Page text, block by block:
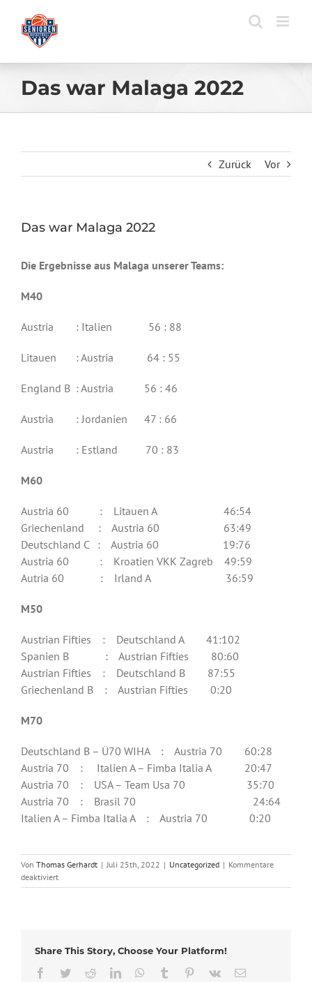
Inhalt
springen
Das war Malaga 2022
Zurück Vor
Das war Malaga 2022
Die Ergebnisse aus Malaga unserer Teams:
M40
Austria : Italien 56 : 88
Litauen : Austria 64 : 55
England B : Austria 56 : 46
Austria : Jordanien 47 : 66
Austria : Estland 70 : 83
M60
Austria 60 : Litauen A 46:54
Griechenland : Austria 60 63:49
Deutschland C : Austria 60 19:76
Austria 60 : Kroatien VKK Zagreb 49:59
Autria 60 : Irland A 36:59
M50
Austrian Fifties : Deutschland A 41:102
Spanien B : Austrian Fifties 80:60
Austrian Fifties : Deutschland B 87:55
Griechenland B : Austrian Fifties 0:20
M70
Deutschland B – Ü70 WIHA : Austria 70 60:28
Austria 70 : Italien A – Fimba Italia A 20:47
Austria 70 : USA – Team Usa 70 35:70
Austria 70 : Brasil 70 24:64
Italien A – Fimba Italia A : Austria 70 0:20
Von Thomas Gerhardt | Juli 25th, 2022 | Uncategorized | Kommentare
deaktiviertfür
Das
Share This Story, Choose Your Platform!
Facebook
TwitterRedditLinkedInWhatsApp
Tumblr Pinterest
Vk
E-